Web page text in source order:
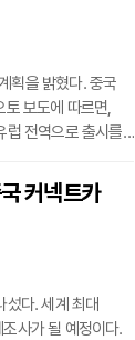
로운 규제 범주를
획을 밝혔다. 중국
보도에 따르면,
럽 전역으로 출시를
판매 순위 상위
포드를 제치고
모두 앞섰던
커넥트카
섰다. 세계 최대
사가 될 예정이다.